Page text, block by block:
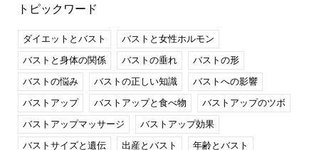
トピックワード
ダイエットとバスト
バストと女性ホルモン
バストと身体の関係
バストの垂れ
バストの形
バストの悩み
バストの正しい知識
バストへの影響
バストアップ
バストアップと食べ物
バストアップのツボ
バストアップマッサージ
バストアップ効果
バストサイズと遺伝
出産とバスト 年齢とバスト